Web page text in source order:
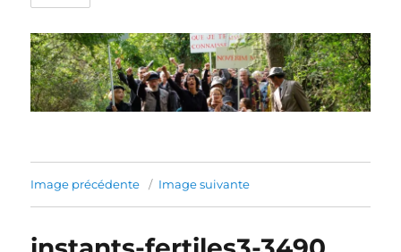
Image précédente Image suivante